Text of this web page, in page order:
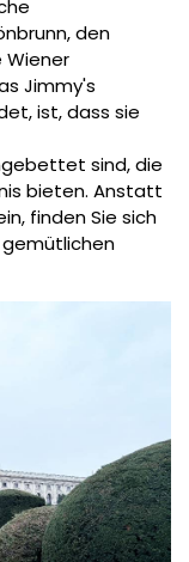
den
Jimmy's
ist, dass sie
sind, die
bieten. Anstatt
finden Sie sich